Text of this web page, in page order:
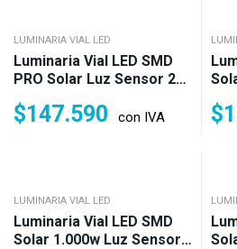
LUMINARIA VIAL LED
Luminaria Vial LED SMD
PRO Solar Luz Sensor 200
$147.590 con IVA $
LUMINARIA VIAL LED
Luminaria Vial LED SMD
Solar 1.000w Luz Sensor